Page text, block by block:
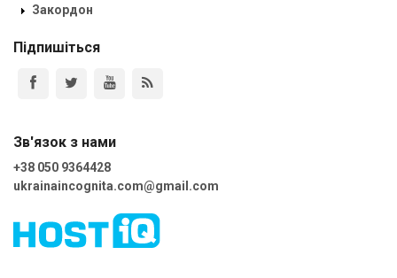
Закордон
Підпишіться
Зв'язок з нами
+38 050 9364428
ukrainaincognita.com@gmail.com